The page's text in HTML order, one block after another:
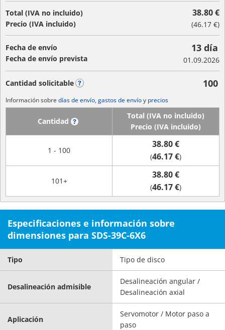
Total (IVA no incluido)
Precio (IVA incluido)
38.80 €
(46.17 €)
Fecha de envío
Fecha de envío prevista
13 día
01.09.2026
Cantidad solicitable 100
Información sobre días de envío, gastos de envíoy precios
Cantidad
Total (IVA no incluido)
Precio (IVA incluido)
1 - 100
38.80 €
(46.17 €)
101+
38.80 €
(46.17 €)
Especificaciones e información sobre
dimensiones para SDS-39C-6X6
Tipo Tipo de disco
Desalineación admisible
Desalineación angular /
Desalineación axial
Aplicación
Servomotor / Motor paso a
paso